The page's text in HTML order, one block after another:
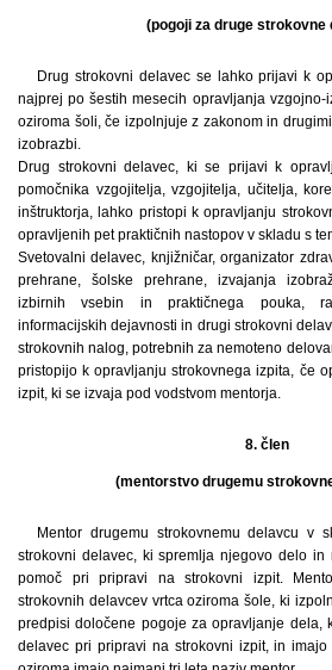
(pogoji za druge strokovne
Drug strokovni delavec se lahko prijavi k
najprej po šestih mesecih opravljanja vzgojno-
oziroma šoli, če izpolnjuje z zakonom in
izobrazbi.
Drug strokovni delavec, ki se prijavi k
pomočnika vzgojitelja, vzgojitelja, učitelja,
inštruktorja, lahko pristopi k opravljanju
opravljenih pet praktičnih nastopov v skladu s
Svetovalni delavec, knjižničar, organizator
prehrane, šolske prehrane, izvajanja
izbirnih vsebin in praktičnega pouka,
informacijskih dejavnosti in drugi strokovni
strokovnih nalog, potrebnih za nemoteno
pristopijo k opravljanju strokovnega izpita, če
izpit, ki se izvaja pod vodstvom mentorja.
8. člen
(mentorstvo drugemu
Mentor drugemu strokovnemu delavcu v
strokovni delavec, ki spremlja njegovo delo in
pomoč pri pripravi na strokovni izpit.
strokovnih delavcev vrtca oziroma šole, ki
predpisi določene pogoje za opravljanje dela,
delavec pri pripravi na strokovni izpit, in